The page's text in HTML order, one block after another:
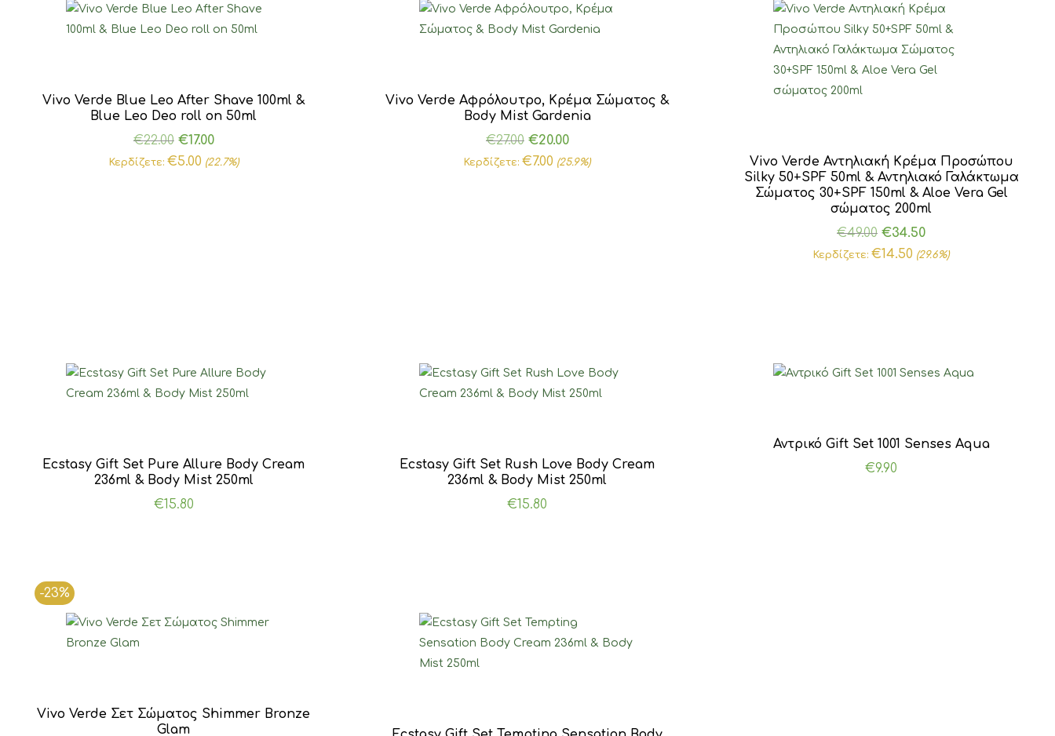
Vivo Verde Blue Leo After Shave 100ml &
Blue Leo Deo roll on 50ml
€22.00 Original
price
€17.00Η
τρέχουσα
Κερδίζετε: €5.00 (22.7%)
Vivo Verde Αφρόλουτρο, Κρέμα Σώματος &
Body Mist Gardenia
€27.00 Original
price
€20.00Η
τρέχουσα
Κερδίζετε:€7.00 (25.9%)
Vivo Verde Αντηλιακή Κρέμα Προσώπου
Silky 50+SPF 50ml & Αντηλιακό Γαλάκτωμα
Σώματος 30+SPF 150ml & Aloe Vera Gel
σώματος 200ml
€49.00 Original
price
€34.50Η
τρέχουσα
Κερδίζετε:€14.50 (29.6%)
Ecstasy Gift Set Pure Allure Body Cream
236ml & Body Mist 250ml
€15.80
Ecstasy Gift Set Rush Love Body Cream
236ml & Body Mist 250ml
€15.80
Αντρικό Gift Set 1001 Senses Aqua
€9.90
-23%
Vivo Verde Σετ Σώματος Shimmer Bronze
Glam